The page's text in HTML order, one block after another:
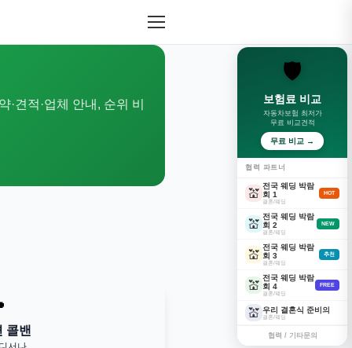
견적·업체 안내, 순위 비
콜밴
🛡️
보험료 비교
자동차보험 최저가
무료 비교견적
무료 비교 →
협력 파트너
💒
전국 웨딩 박람
회 1
결혼/웨딩
HOT
💒
전국 웨딩 박람
회 2
결혼/웨딩
NEW
💒
전국 웨딩 박람
회 3
결혼/웨딩
추천
💒
전국 웨딩 박람
회 4
결혼/웨딩
FREE
💒 우리 결혼식 준비의
결혼/웨딩
협력 / 기타문의